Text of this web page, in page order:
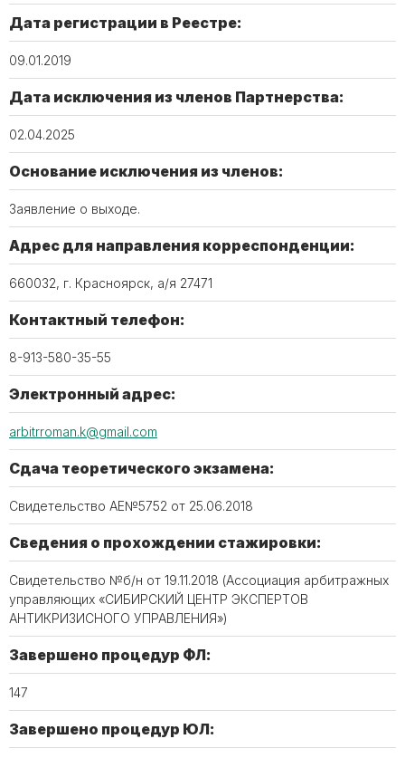
Дата регистрации в Реестре:
09.01.2019
Дата исключения из членов Партнерства:
02.04.2025
Основание исключения из членов:
Заявление о выходе.
Адрес для направления корреспонденции:
660032, г. Красноярск, а/я 27471
Контактный телефон:
8-913-580-35-55
Электронный адрес:
arbitrroman.k@gmail.com
Сдача теоретического экзамена:
Свидетельство АЕ№5752 от 25.06.2018
Сведения о прохождении стажировки:
Свидетельство №б/н от 19.11.2018 (Ассоциация арбитражных
управляющих «СИБИРСКИЙ ЦЕНТР ЭКСПЕРТОВ
АНТИКРИЗИСНОГО УПРАВЛЕНИЯ»)
Завершено процедур ФЛ:
147
Завершено процедур ЮЛ: